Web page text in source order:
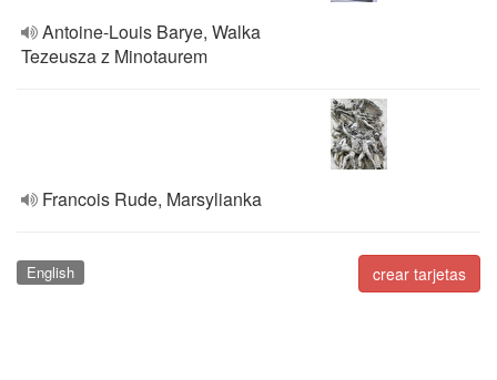
Antoine-Louis Barye, Walka
Tezeusza z Minotaurem
Francois Rude, Marsylianka
crear tarjetas
English